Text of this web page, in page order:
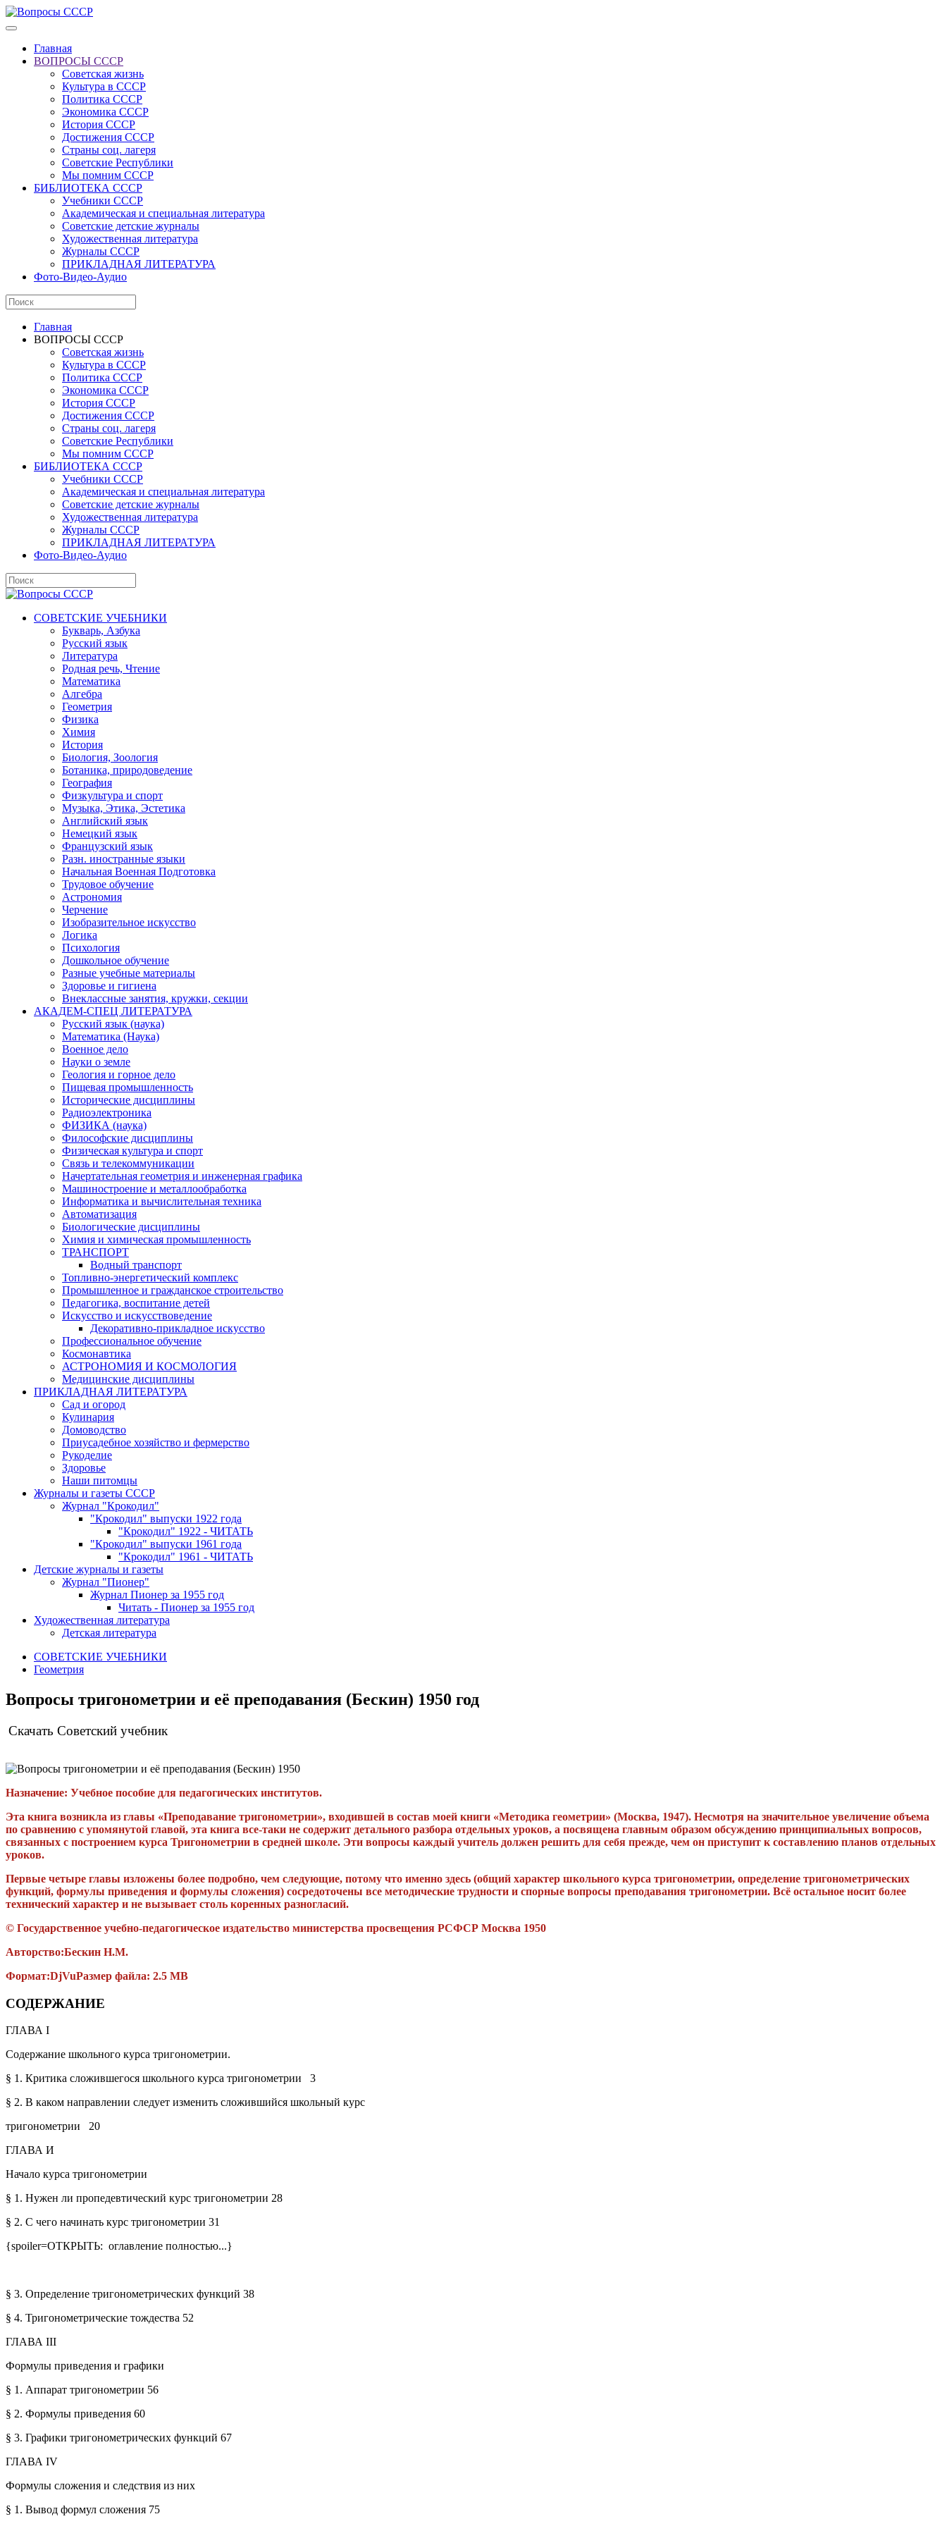
Главная
ВОПРОСЫ СССР
Советская жизнь
Культура в СССР
Политика СССР
Экономика СССР
История СССР
Достижения СССР
Страны соц. лагеря
Советские Республики
Мы помним СССР
БИБЛИОТЕКА СССР
Учебники СССР
Академическая и специальная литература
Советские детские журналы
Художественная литература
Журналы СССР
ПРИКЛАДНАЯ ЛИТЕРАТУРА
Фото-Видео-Аудио
Главная
ВОПРОСЫ СССР
Советская жизнь
Культура в СССР
Политика СССР
Экономика СССР
История СССР
Достижения СССР
Страны соц. лагеря
Советские Республики
Мы помним СССР
БИБЛИОТЕКА СССР
Учебники СССР
Академическая и специальная литература
Советские детские журналы
Художественная литература
Журналы СССР
ПРИКЛАДНАЯ ЛИТЕРАТУРА
Фото-Видео-Аудио
СОВЕТСКИЕ УЧЕБНИКИ
Букварь, Азбука
Русский язык
Литература
Родная речь, Чтение
Математика
Алгебра
Геометрия
Физика
Химия
История
Биология, Зоология
Ботаника, природоведение
География
Физкультура и спорт
Музыка, Этика, Эстетика
Английский язык
Немецкий язык
Французский язык
Разн. иностранные языки
Начальная Военная Подготовка
Трудовое обучение
Астрономия
Черчение
Изобразительное искусство
Логика
Психология
Дошкольное обучение
Разные учебные материалы
Здоровье и гигиена
Внеклассные занятия, кружки, секции
АКАДЕМ-СПЕЦ ЛИТЕРАТУРА
Русский язык (наука)
Математика (Наука)
Военное дело
Науки о земле
Геология и горное дело
Пищевая промышленность
Исторические дисциплины
Радиоэлектроника
ФИЗИКА (наука)
Философские дисциплины
Физическая культура и спорт
Связь и телекоммуникации
Начертательная геометрия и инженерная графика
Машиностроение и металлообработка
Информатика и вычислительная техника
Автоматизация
Биологические дисциплины
Химия и химическая промышленность
ТРАНСПОРТ
Водный транспорт
Топливно-энергетический комплекс
Промышленное и гражданское строительство
Педагогика, воспитание детей
Искусство и искусствоведение
Декоративно-прикладное искусство
Профессиональное обучение
Космонавтика
АСТРОНОМИЯ И КОСМОЛОГИЯ
Медицинские дисциплины
ПРИКЛАДНАЯ ЛИТЕРАТУРА
Сад и огород
Кулинария
Домоводство
Приусадебное хозяйство и фермерство
Рукоделие
Здоровье
Наши питомцы
Журналы и газеты СССР
Журнал "Крокодил"
"Крокодил" выпуски 1922 года
"Крокодил" 1922 - ЧИТАТЬ
"Крокодил" выпуски 1961 года
"Крокодил" 1961 - ЧИТАТЬ
Детские журналы и газеты
Журнал "Пионер"
Журнал Пионер за 1955 год
Читать - Пионер за 1955 год
Художественная литература
Детская литература
СОВЕТСКИЕ УЧЕБНИКИ
Геометрия
Вопросы тригонометрии и её преподавания (Бескин) 1950 год
Скачать Советский учебник
Назначение: Учебное пособие для педагогических институтов.
Эта книга возникла из главы «Преподавание тригонометрии», входившей в состав моей книги «Методика геометрии» (Москва, 1947). Несмотря на значительное увеличение объема
по сравнению с упомянутой главой, эта книга все-таки не содержит детального разбора отдельных уроков, а посвящена главным образом обсуждению принципиальных вопросов,
связанных с построением курса Тригонометрии в средней школе. Эти вопросы каждый учитель должен решить для себя прежде, чем он приступит к составлению планов отдельных
уроков.
Первые четыре главы изложены более подробно, чем следующие, потому что именно здесь (общий характер школьного курса тригонометрии, определение тригонометрических
функций, формулы приведения и формулы сложения) сосредоточены все методические трудности и спорные вопросы преподавания тригонометрии. Всё остальное носит более
технический характер и не вызывает столь коренных разногласий.
© Государственное учебно-педагогическое издательство министерства просвещения РСФСР Москва 1950
Авторство:Бескин Н.М.
Формат:DjVuРазмер файла: 2.5 MB
СОДЕРЖАНИЕ
ГЛАВА I
Содержание школьного курса тригонометрии.
§ 1. Критика сложившегося школьного курса тригонометрии
3
§ 2. В каком направлении следует изменить сложившийся школьный курс
тригонометрии
20
ГЛАВА И
Начало курса тригонометрии
§ 1. Нужен ли пропедевтический курс тригонометрии 28
§ 2. С чего начинать курс тригонометрии 31
{spoiler=ОТКРЫТЬ: оглавление полностью...}
§ 3. Определение тригонометрических функций 38
§ 4. Тригонометрические тождества 52
ГЛАВА III
Формулы приведения и графики
§ 1. Аппарат тригонометрии 56
§ 2. Формулы приведения 60
§ 3. Графики тригонометрических функций 67
ГЛАВА IV
Формулы сложения и следствия из них
§ 1. Вывод формул сложения 75